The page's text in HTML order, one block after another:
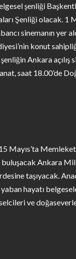
şenliği
Şenliği olacak. 1
sinemanın yer
konut
Ankara açılış
saat 18.00’de
Mayıs’ta
Ankara
taşıyacak.
hayatı
ve